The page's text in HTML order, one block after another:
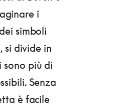
i
simboli
si divide in
sono più di
Senza
è facile